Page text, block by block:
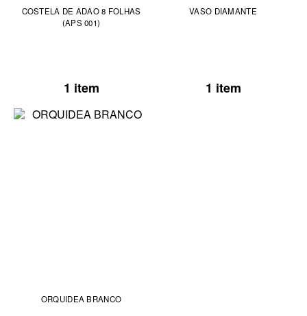
COSTELA DE ADAO 8 FOLHAS
(APS 001)
1 item
VASO DIAMANTE
1 item
ORQUIDEA BRANCO